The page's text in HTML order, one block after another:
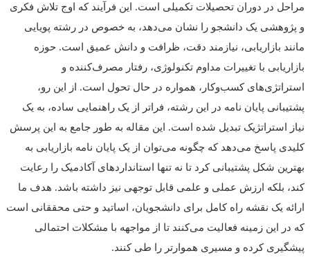
در دوران تحصیلات تکمیلی است. این فرآیند که اوج تلاش فکری
یک دانشجو را نشان می‌دهد، به خصوص در رشته پویایی
بازاریابی، نیازمند دقت، ظرافت و دانش عمیق است. حوزه
با تغییرات مداوم تکنولوژی، رفتار مصرف‌کننده و
کسب‌وکار، همواره در حال تحول است. از این رو،
پایان نامه در این رشته، فراتر از یک راهنمایی ساده، به یک
استراتژیک تبدیل شده است. این مقاله به طور جامع به این پرسش
پاسخ می‌دهد که چگونه می‌توان از یک پایان نامه بازاریابی به
شکل پشتیبانی کرد تا نه تنها استانداردهای آکادمیک را رعایت
بلکه ارزش عملی و علمی قابل توجهی نیز داشته باشد. هدف ما
یک نقشه راه کامل برای دانشجویان، اساتید و حتی محققانی است
این زمینه فعالیت می‌کنند تا از مواجهه با مشکلات احتمالی
کرده و مسیری هموارتر را طی کنند.